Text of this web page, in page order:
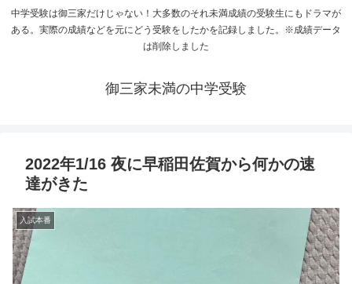
中学受験は御三家だけじゃない！大多数のそれ未満成績の受験生にもドラマが
ある。実際の成績などを元にどう受験をしたかを記録しました。※成績データ
は削除しました
御三家未満の中学受験
2022年1/16 夜に早稲田佐賀から何かの速
達がきた
入試本番